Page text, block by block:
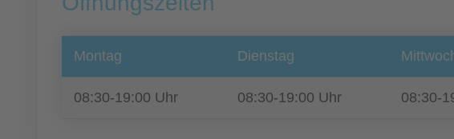
Montag Dienstag
08:30-19:00 Uhr 08:30-19:00 Uhr 08:30-